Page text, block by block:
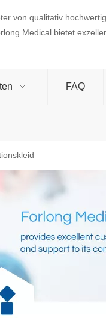
von qualitativ
Medical bietet
FAQ